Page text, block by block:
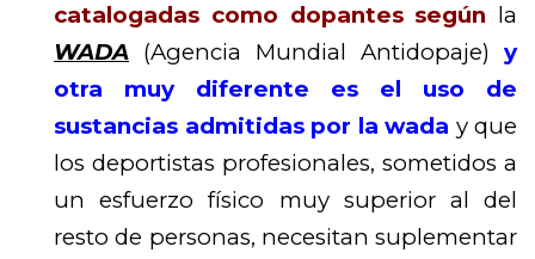
catalogadas como dopantes según la
WADA (Agencia Mundial Antidopaje) y
otra muy diferente es el uso de
sustancias admitidas por la wada y que
los deportistas profesionales, sometidos a
un esfuerzo físico muy superior al del
resto de personas, necesitan suplementar